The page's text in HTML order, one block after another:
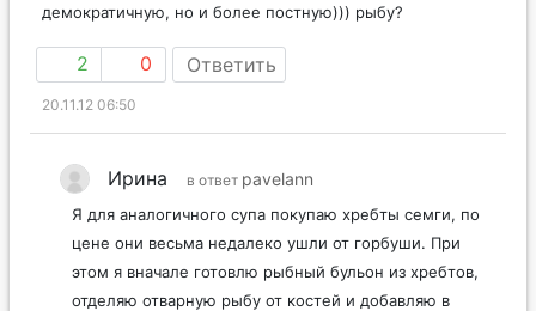
демократичную, но и более постную))) рыбу?
2 0 Ответить
20.11.12 06:50
Ирина в ответ pavelann
Я для аналогичного супа покупаю хребты семги, по
цене они весьма недалеко ушли от горбуши. При
этом я вначале готовлю рыбный бульон из хребтов,
отделяю отварную рыбу от костей и добавляю в